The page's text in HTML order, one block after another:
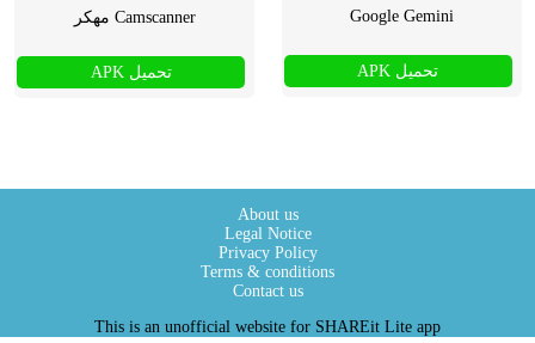
Google Gemini
تحميل APK
Camscanner مهكر
تحميل APK
About us
Legal Notice
Privacy Policy
Terms & conditions
Contact us
This is an unofficial website for SHAREit Lite app